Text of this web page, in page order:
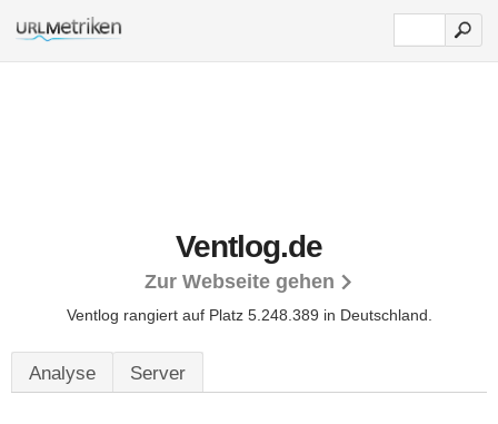
Ventlog.de
Zur Webseite gehen
Ventlog rangiert auf Platz 5.248.389 in Deutschland.
Analyse Server